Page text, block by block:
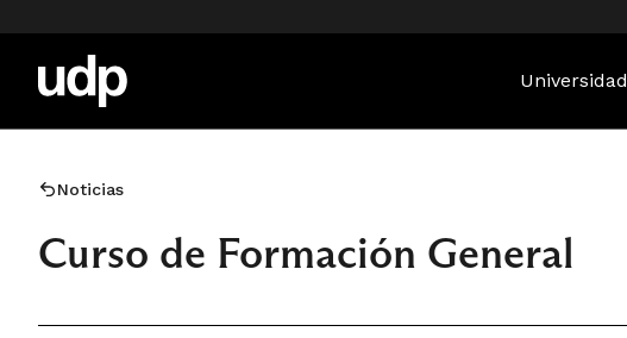
Universidad
Noticias
Curso de Formación General